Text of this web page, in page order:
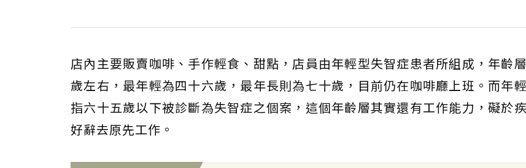
店內主要販賣咖啡、手作輕食、甜點，店員由年輕型失智症患者所組成，年齡
歲左右，最年輕為四十六歲，最年長則為七十歲，目前仍在咖啡廳上班。而年
指六十五歲以下被診斷為失智症之個案，這個年齡層其實還有工作能力，礙於
好辭去原先工作。